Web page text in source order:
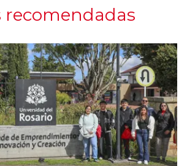
recomendadas